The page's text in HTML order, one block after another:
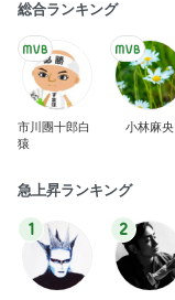
総合ランキング
市川團十郎白
猿
小林麻央
急上昇ランキング
1 2